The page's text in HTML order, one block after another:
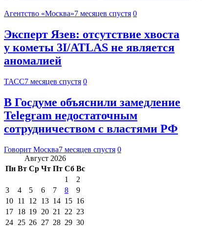
Агентство «Москва»7 месяцев спустя 0
Эксперт Язев: отсутствие хвоста
у кометы 3I/ATLAS не является
аномалией
ТАСС7 месяцев спустя 0
В Госдуме объяснили замедление
Telegram недостаточным
сотрудничеством с властями РФ
Говорит Москва7 месяцев спустя 0
Август 2026
Пн Вт Ср Чт Пт Сб Вс
1
2
3
4 5 6 7 8
9
10 11 12 13 14 15 16
17 18 19 20 21 22 23
24 25 26 27 28 29 30